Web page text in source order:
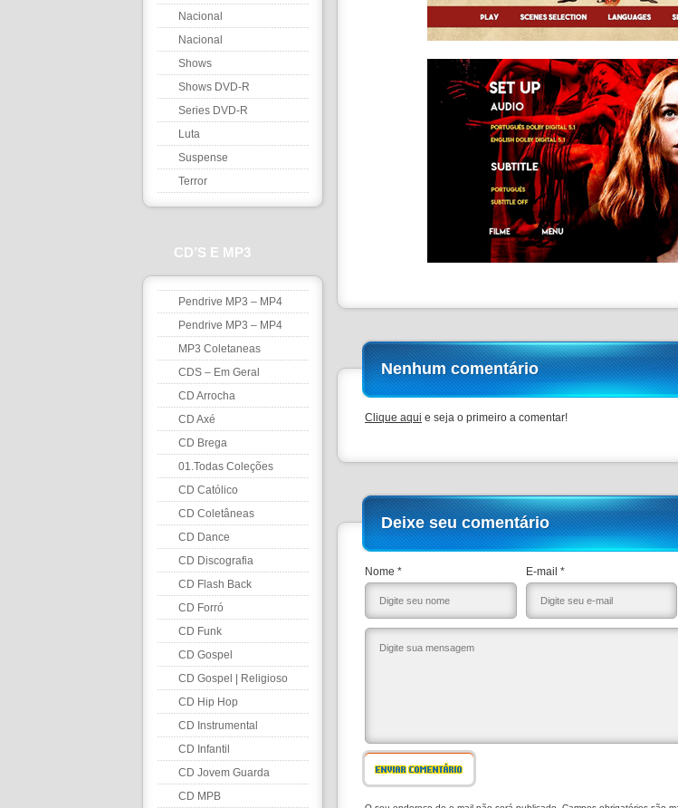
Nacional
Nacional
Shows
Shows DVD-R
Series DVD-R
Luta
Suspense
Terror
CD’S E MP3
Pendrive MP3 – MP4
Pendrive MP3 – MP4
MP3 Coletaneas
CDS – Em Geral
CD Arrocha
CD Axé
CD Brega
01.Todas Coleções
CD Católico
CD Coletâneas
CD Dance
CD Discografia
CD Flash Back
CD Forró
CD Funk
CD Gospel
CD Gospel | Religioso
CD Hip Hop
CD Instrumental
CD Infantil
CD Jovem Guarda
CD MPB
Nenhum comentário
Clique aqui e seja o primeiro a comentar!
Deixe seu comentário
Nome * E-mail *
ENVIAR COMENTÁRIO